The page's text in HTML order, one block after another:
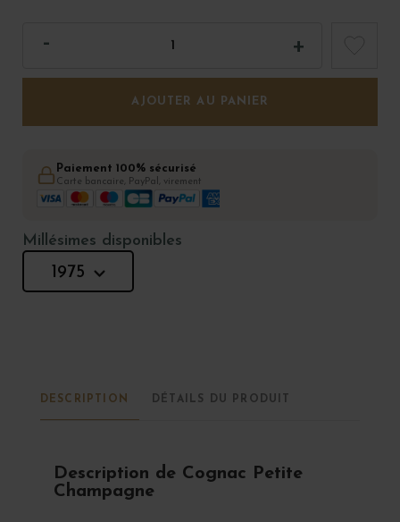
AJOUTER AU PANIER
Paiement 100% sécurisé
Carte bancaire, PayPal, virement
Millésimes disponibles
1975
DESCRIPTION DÉTAILS DU PRODUIT
Description de Cognac Petite
Champagne